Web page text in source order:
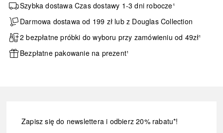
Szybka dostawa Czas dostawy 1-3 dni robocze¹
Darmowa dostawa od 199 zł lub z Douglas Collection
2 bezpłatne próbki do wyboru przy zamówieniu od 49zł¹
Bezpłatne pakowanie na prezent¹
Zapisz się do newslettera i odbierz 20% rabatu*!